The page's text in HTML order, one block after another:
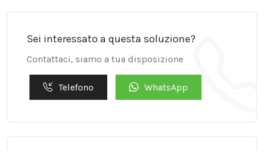
Sei interessato a questa soluzione?
Contattaci, siamo a tua disposizione
Telefono WhatsApp